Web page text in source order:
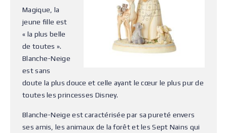
Magique, la
jeune fille est
« la plus belle
de toutes ».
Blanche-Neige
est sans
doute la plus douce et celle ayant le cœur le plus pur de
toutes les princesses Disney.
Blanche-Neige est caractérisée par sa pureté envers
ses amis, les animaux de la forêt et les Sept Nains qui